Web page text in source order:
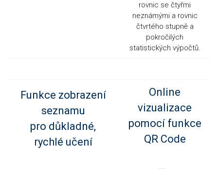
rovnic se čtyřmi
neznámými a rovnic
čtvrtého stupně a
pokročilých
statistických výpočtů.
Funkce zobrazení
seznamu
pro důkladné,
rychlé učení
Online
vizualizace
pomocí funkce
QR Code